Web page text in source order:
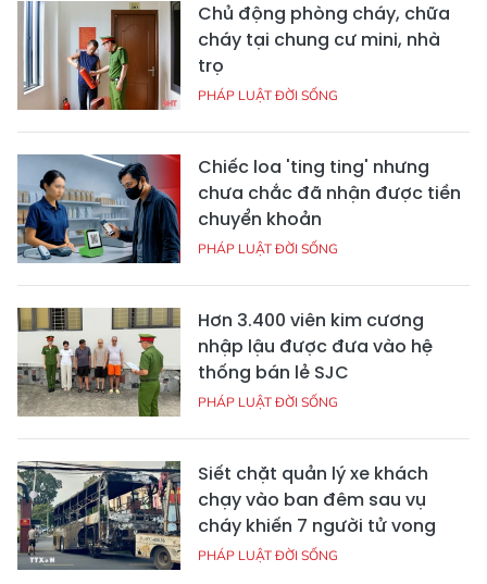
Chủ động phòng cháy, chữa
cháy tại chung cư mini, nhà
trọ
PHÁP LUẬT ĐỜI SỐNG
Chiếc loa 'ting ting' nhưng
chưa chắc đã nhận được tiền
chuyển khoản
PHÁP LUẬT ĐỜI SỐNG
Hơn 3.400 viên kim cương
nhập lậu được đưa vào hệ
thống bán lẻ SJC
PHÁP LUẬT ĐỜI SỐNG
Siết chặt quản lý xe khách
chạy vào ban đêm sau vụ
cháy khiến 7 người tử vong
PHÁP LUẬT ĐỜI SỐNG